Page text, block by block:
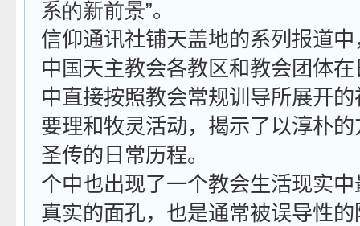
系的新前景”。
信仰通讯社铺天盖地的系列报道
中国天主教会各教区和教会团体
中直接按照教会常规训导所展开
要理和牧灵活动，揭示了以淳朴
圣传的日常历程。
个中也出现了一个教会生活现实
真实的面孔，也是通常被误导性